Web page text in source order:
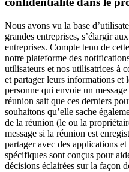
Nous avons vu la base
grandes entreprises, s’élargir
entreprises. Compte tenu de
notre plateforme des
utilisateurs et nos utilisatrices à
et partager leurs informations et
personne qui envoie un
réunion sait que ces derniers
souhaitons qu’elle sache
de la réunion (le ou la
message si la réunion est
partager avec des applications
spécifiques sont conçus pour
décisions éclairées sur la façon